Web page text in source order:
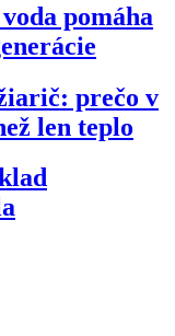
pomáha
prečo v
len teplo